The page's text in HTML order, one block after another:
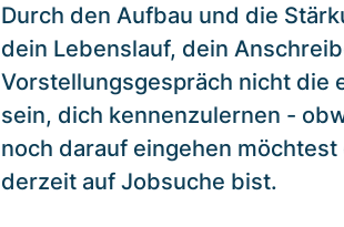
Durch den Aufbau und die
dein Lebenslauf, dein
Vorstellungsgespräch nicht die
sein, dich kennenzulernen -
noch darauf eingehen
derzeit auf Jobsuche bist.